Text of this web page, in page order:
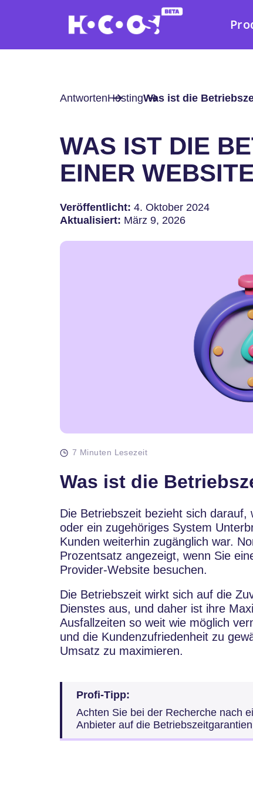
AntwortenHostingWas ist die
WAS IST DIE
EINER
Veröffentlicht: 4. Oktober 2024
Aktualisiert: März 9, 2026
7 Minuten Lesezeit
Was ist die
Die Betriebszeit bezieht sich
oder ein zugehöriges System
Kunden weiterhin zugänglich war.
Prozentsatz angezeigt, wenn Sie
Provider-Website besuchen.
Die Betriebszeit wirkt sich auf die
Dienstes aus, und daher ist ihre
Ausfallzeiten so weit wie möglich
und die Kundenzufriedenheit zu
Umsatz zu maximieren.
Profi-Tipp:
Achten Sie bei der Recherche nach
Anbieter auf die